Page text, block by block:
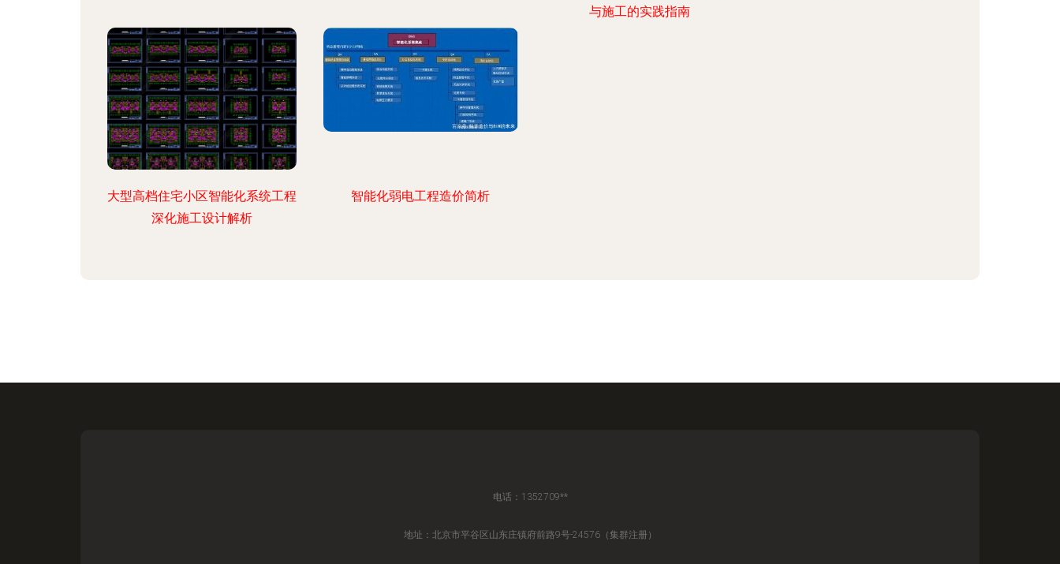
与施工的实践指南
大型高档住宅小区智能化系统工程
深化施工设计解析
智能化弱电工程造价简析
电话：1352709**
地址：北京市平谷区山东庄镇府前路9号-24576（集群注册）